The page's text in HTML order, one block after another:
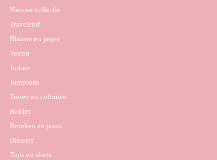
Nieuwe collectie
Travelstof
Blazers en jasjes
Vesten
Jurken
Jumpsuits
Truien en coltruien
Rokjes
Broeken en jeans
Blouses
Tops en shirts